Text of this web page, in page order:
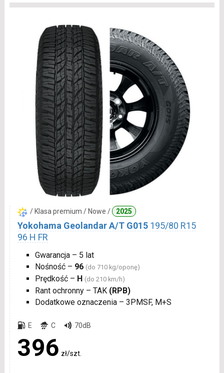
/ Klasa premium / Nowe / 2025
Yokohama Geolandar A/T G015 195/80 R15
96 H FR
Gwarancja – 5 lat
Nośność – 96 (do 710 kg/oponę)
Prędkość – H (do 210 km/h)
Rant ochronny – TAK (RPB)
Dodatkowe oznaczenia – 3PMSF, M+S
E C 70dB
396 zł/szt.